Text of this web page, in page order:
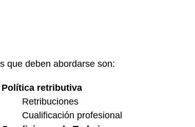
que deben abordarse son:
Política retributiva
Retribuciones
Cualificación profesional